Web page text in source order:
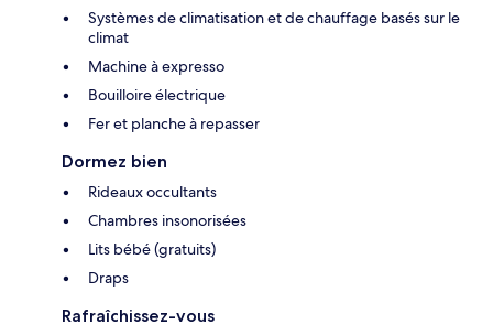
Systèmes de climatisation et de chauffage basés sur le
climat
Machine à expresso
Bouilloire électrique
Fer et planche à repasser
Dormez bien
Rideaux occultants
Chambres insonorisées
Lits bébé (gratuits)
Draps
Rafraîchissez-vous